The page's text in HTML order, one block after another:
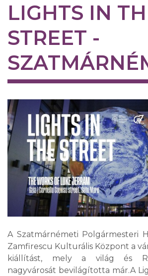
LIGHTS IN
STREET -
A Szatmárnémeti Polgármesteri
Zamfirescu Kulturális Központ a
kiállítást, mely a világ és
nagyvárosát bevilágította már.A